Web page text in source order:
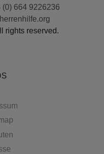
(0) 664 9226236
rights reserved.